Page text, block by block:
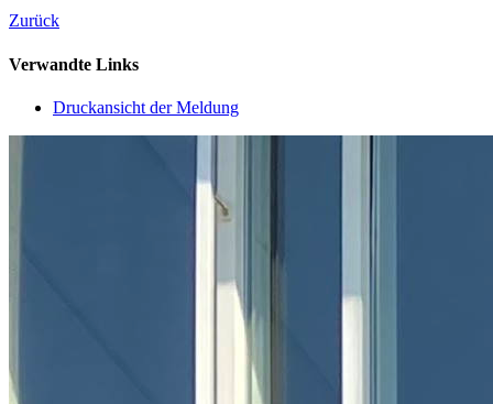
Zurück
Verwandte Links
Druckansicht der Meldung